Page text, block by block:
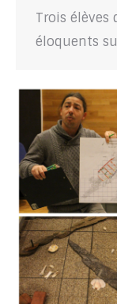
Trois élèves
éloquents